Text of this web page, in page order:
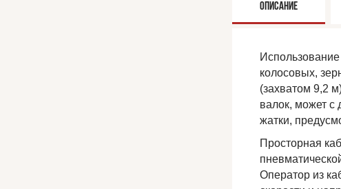
ОПИСАНИЕ
колосовых,
(захватом 9,2
валок, может с
жатки,
Просторная
Оператор из